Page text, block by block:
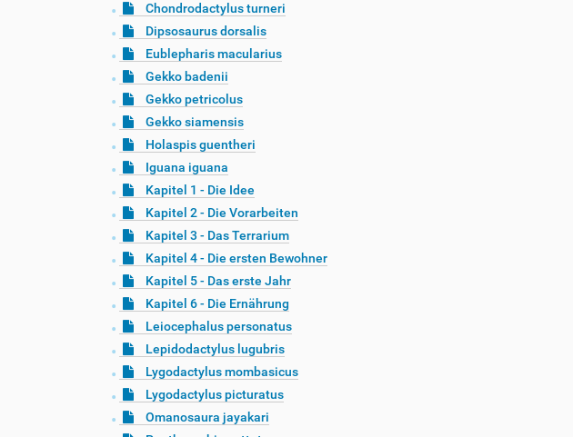
Chondrodactylus turneri
Dipsosaurus dorsalis
Eublepharis macularius
Gekko badenii
Gekko petricolus
Gekko siamensis
Holaspis guentheri
Iguana iguana
Kapitel 1 - Die Idee
Kapitel 2 - Die Vorarbeiten
Kapitel 3 - Das Terrarium
Kapitel 4 - Die ersten Bewohner
Kapitel 5 - Das erste Jahr
Kapitel 6 - Die Ernährung
Leiocephalus personatus
Lepidodactylus lugubris
Lygodactylus mombasicus
Lygodactylus picturatus
Omanosaura jayakari